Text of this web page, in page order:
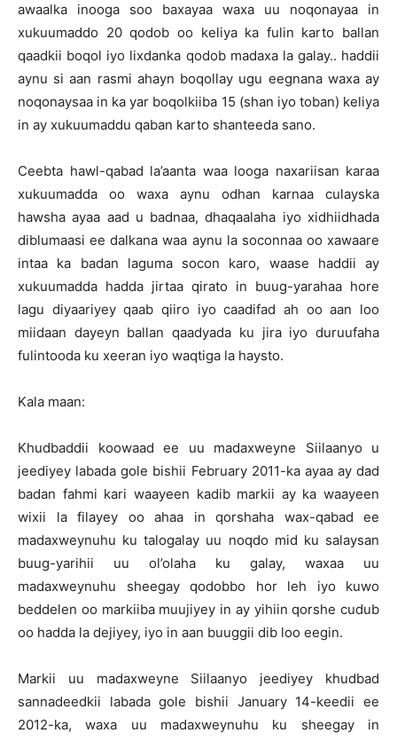
awaalka inooga soo baxayaa waxa uu noqonayaa in
xukuumaddo 20 qodob oo keliya ka fulin karto ballan
qaadkii boqol iyo lixdanka qodob madaxa la galay.. haddii
aynu si aan rasmi ahayn boqollay ugu eegnana waxa ay
noqonaysaa in ka yar boqolkiiba 15 (shan iyo toban) keliya
in ay xukuumaddu qaban karto shanteeda sano.
Ceebta hawl-qabad la’aanta waa looga naxariisan karaa
xukuumadda oo waxa aynu odhan karnaa culayska
hawsha ayaa aad u badnaa, dhaqaalaha iyo xidhiidhada
diblumaasi ee dalkana waa aynu la soconnaa oo xawaare
intaa ka badan laguma socon karo, waase haddii ay
xukuumadda hadda jirtaa qirato in buug-yarahaa hore
lagu diyaariyey qaab qiiro iyo caadifad ah oo aan loo
miidaan dayeyn ballan qaadyada ku jira iyo duruufaha
fulintooda ku xeeran iyo waqtiga la haysto.
Kala maan:
Khudbaddii koowaad ee uu madaxweyne Siilaanyo u
jeediyey labada gole bishii February 2011-ka ayaa ay dad
badan fahmi kari waayeen kadib markii ay ka waayeen
wixii la filayey oo ahaa in qorshaha wax-qabad ee
madaxweynuhu ku talogalay uu noqdo mid ku salaysan
buug-yarihii uu ol’olaha ku galay, waxaa uu
madaxweynuhu sheegay qodobbo hor leh iyo kuwo
beddelen oo markiiba muujiyey in ay yihiin qorshe cudub
oo hadda la dejiyey, iyo in aan buuggii dib loo eegin.
Markii uu madaxweyne Siilaanyo jeediyey khudbad
sannadeedkii labada gole bishii January 14-keedii ee
2012-ka, waxa uu madaxweynuhu ku sheegay in